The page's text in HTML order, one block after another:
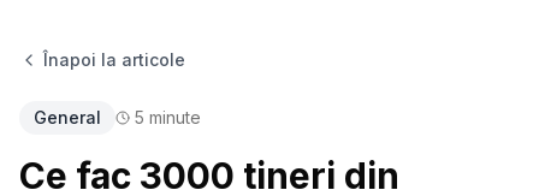
Înapoi la articole
General 5 minute
Ce fac 3000 tineri din